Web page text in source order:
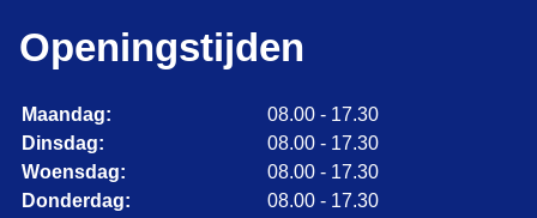
Openingstijden
Maandag:
08.00 - 17.30
Dinsdag:
08.00 - 17.30
Woensdag:
08.00 - 17.30
Donderdag:
08.00 - 17.30